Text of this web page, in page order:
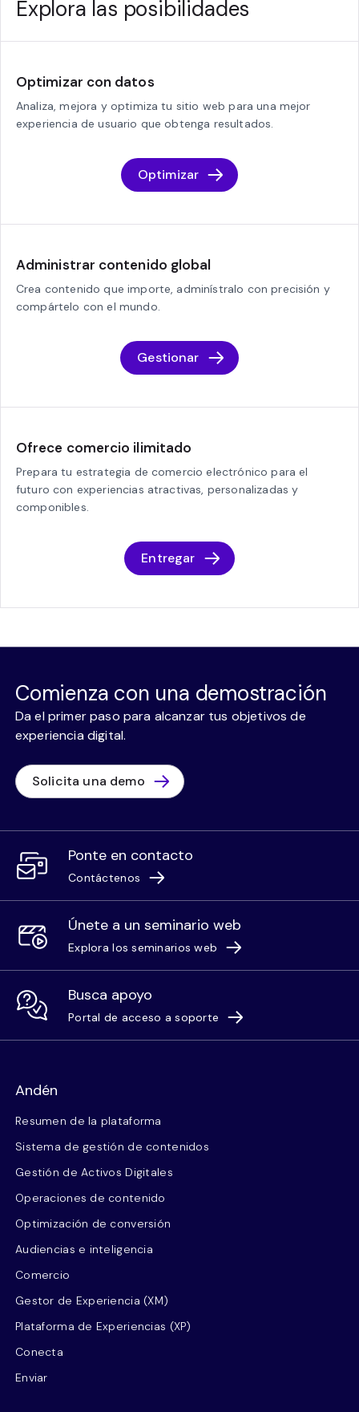
Explora las posibilidades
Optimizar con datos
Analiza, mejora y optimiza tu sitio web para una mejor
experiencia de usuario que obtenga resultados.
Optimizar
Administrar contenido global
Crea contenido que importe, adminístralo con precisión y
compártelo con el mundo.
Gestionar
Ofrece comercio ilimitado
Prepara tu estrategia de comercio electrónico para el
futuro con experiencias atractivas, personalizadas y
componibles.
Entregar
Comienza con una demostración
Da el primer paso para alcanzar tus objetivos de
experiencia digital.
Solicita una demo
Ponte en contacto
Contáctenos
Únete a un seminario web
Explora los seminarios web
Busca apoyo
Portal de acceso a soporte
Andén
Resumen de la plataforma
Sistema de gestión de contenidos
Gestión de Activos Digitales
Operaciones de contenido
Optimización de conversión
Audiencias e inteligencia
Comercio
Gestor de Experiencia (XM)
Plataforma de Experiencias (XP)
Conecta
Enviar